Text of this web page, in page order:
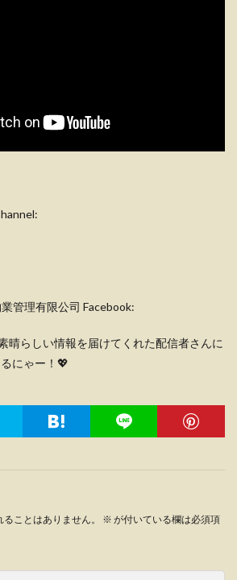
管理有限公司 Facebook:
晴らしい情報を届けてくれた配信者さんに
にゃー！💖
ことはありません。 ※ が付いている欄は必須項